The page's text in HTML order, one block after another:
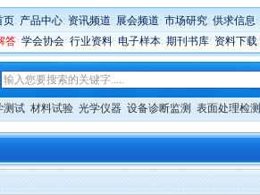
页: 产品中心: 资讯频道: 展会频道: 市场研究: 供求信息:
答: 学会协会: 行业资料: 电子样本: 期刊书库: 资料下载:
测试 材料试验 光学仪器 设备诊断监测 表面处理检测